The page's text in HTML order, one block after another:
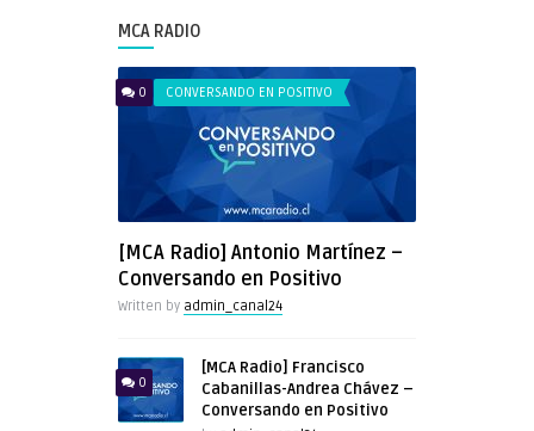
MCA RADIO
0 CONVERSANDO EN POSITIVO
[MCA Radio] Antonio Martínez –
Conversando en Positivo
Written by admin_canal24
0
[MCA Radio] Francisco
Cabanillas-Andrea Chávez –
Conversando en Positivo